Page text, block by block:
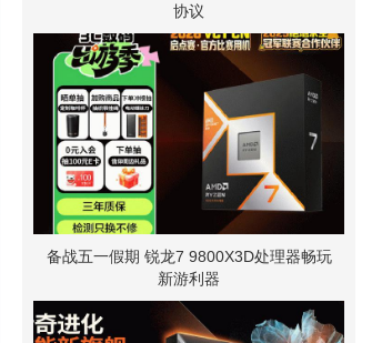
协议
备战五一假期 锐龙7 9800X3D处理器畅玩
新游利器